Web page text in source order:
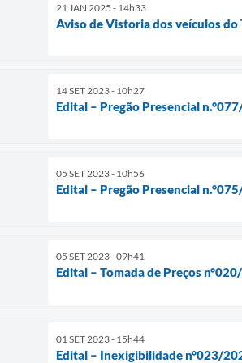
21 JAN 2025 - 14h33
Aviso de Vistoria dos veículos do
14 SET 2023 - 10h27
Edital – Pregão Presencial
05 SET 2023 - 10h56
Edital – Pregão Presencial
05 SET 2023 - 09h41
Edital – Tomada de Preços
01 SET 2023 - 15h44
Edital – Inexigibilidade n°023/